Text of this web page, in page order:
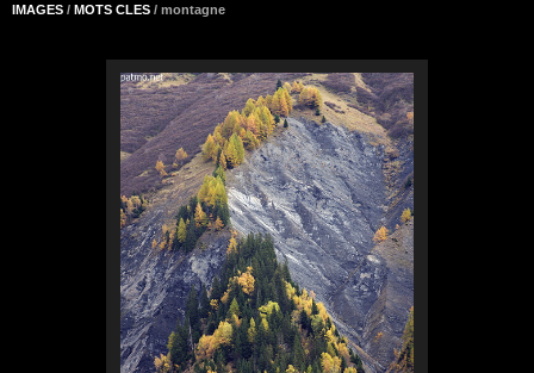
IMAGES / MOTS CLES / montagne